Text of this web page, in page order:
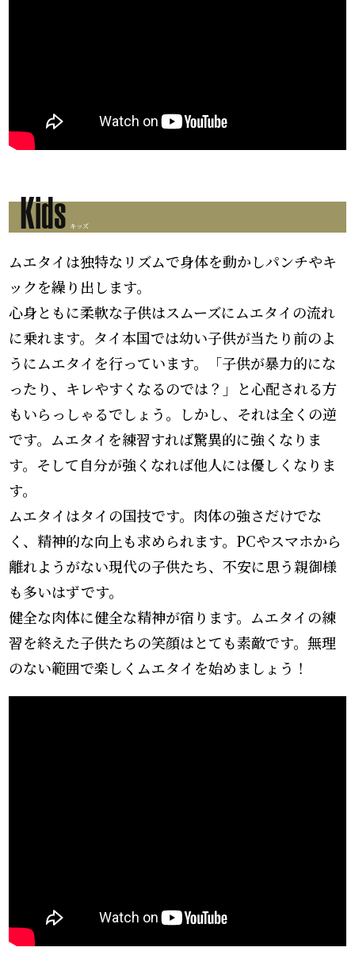
Kids
キッズ
ムエタイは独特なリズムで身体を動かしパンチやキ
ックを繰り出します。
心身ともに柔軟な子供はスムーズにムエタイの流れ
に乗れます。タイ本国では幼い子供が当たり前のよ
うにムエタイを行っています。「子供が暴力的にな
ったり、キレやすくなるのでは？」と心配される方
もいらっしゃるでしょう。しかし、それは全くの逆
です。ムエタイを練習すれば驚異的に強くなりま
す。そして自分が強くなれば他人には優しくなりま
す。
ムエタイはタイの国技です。肉体の強さだけでな
く、精神的な向上も求められます。PCやスマホから
離れようがない現代の子供たち、不安に思う親御様
も多いはずです。
健全な肉体に健全な精神が宿ります。ムエタイの練
習を終えた子供たちの笑顔はとても素敵です。無理
のない範囲で楽しくムエタイを始めましょう！